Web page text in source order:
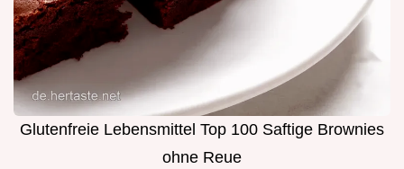
Glutenfreie Lebensmittel Top 100 Saftige Brownies
ohne Reue